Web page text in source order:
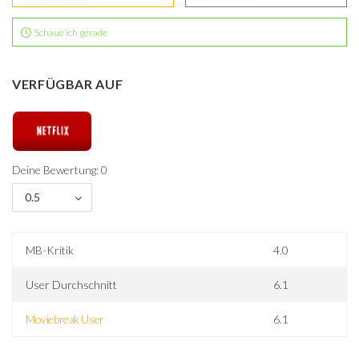
Schaue ich gerade
VERFÜGBAR AUF
Deine Bewertung: 0
0.5
MB-Kritik 4.0
User Durchschnitt 6.1
Moviebreak User 6.1